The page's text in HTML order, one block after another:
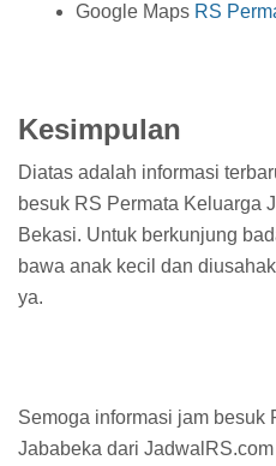
Google Maps RS
Kesimpulan
Diatas adalah informasi
besuk RS Permata Keluarga
Bekasi. Untuk berkunjung
bawa anak kecil dan
ya.
Semoga informasi jam besuk
Jababeka dari